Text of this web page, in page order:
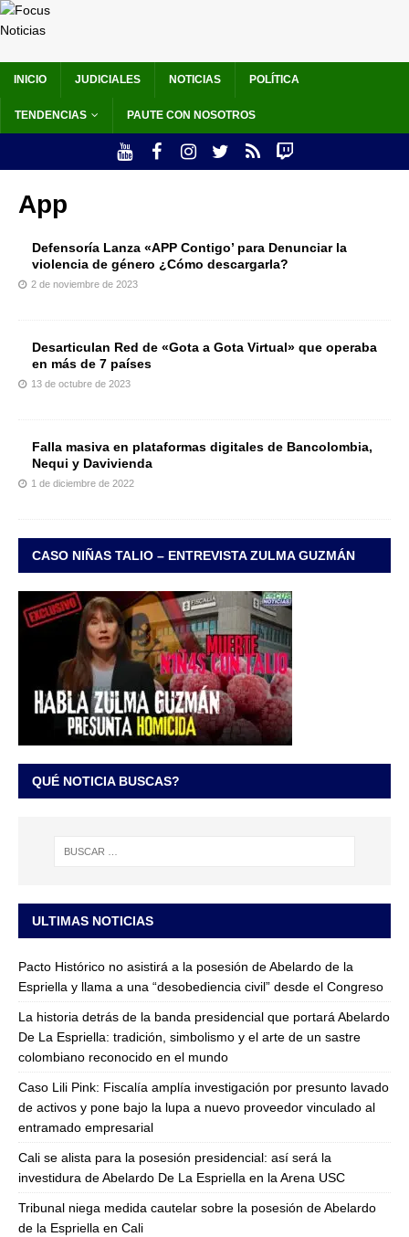
INICIO JUDICIALES NOTICIAS POLÍTICA
TENDENCIAS PAUTE CON NOSOTROS
App
Defensoría Lanza «APP Contigo’ para Denunciar la
violencia de género ¿Cómo descargarla?
2 de noviembre de 2023
Desarticulan Red de «Gota a Gota Virtual» que operaba
en más de 7 países
13 de octubre de 2023
Falla masiva en plataformas digitales de Bancolombia,
Nequi y Davivienda
1 de diciembre de 2022
CASO NIÑAS TALIO – ENTREVISTA ZULMA GUZMÁN
QUÉ NOTICIA BUSCAS?
ULTIMAS NOTICIAS
Pacto Histórico no asistirá a la posesión de Abelardo de la
Espriella y llama a una “desobediencia civil” desde el Congreso
La historia detrás de la banda presidencial que portará Abelardo
De La Espriella: tradición, simbolismo y el arte de un sastre
colombiano reconocido en el mundo
Caso Lili Pink: Fiscalía amplía investigación por presunto lavado
de activos y pone bajo la lupa a nuevo proveedor vinculado al
entramado empresarial
Cali se alista para la posesión presidencial: así será la
investidura de Abelardo De La Espriella en la Arena USC
Tribunal niega medida cautelar sobre la posesión de Abelardo
de la Espriella en Cali